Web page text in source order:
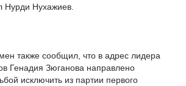
Нурди Нухажиев.
также сообщил, что в адрес лидера
Генадия Зюганова направлено
исключить из партии первого